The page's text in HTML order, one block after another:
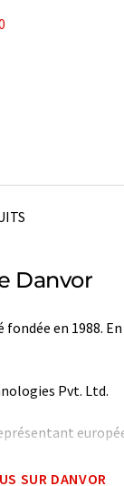
Danvor
fondée en 1988.
Pvt. Ltd.
de fabrication
SUR DANVOR